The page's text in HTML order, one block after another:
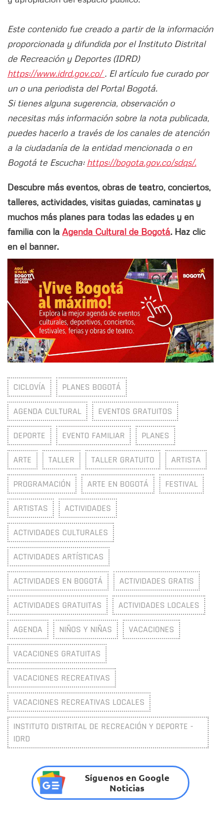
Este contenido fue creado a partir de la información
proporcionada y difundida por el Instituto Distrital
de Recreación y Deportes (IDRD)
https://www.idrd.gov.co/. El artículo fue curado por
un o una periodista del Portal Bogotá.
Si tienes alguna sugerencia, observación o
necesitas más información sobre la nota publicada,
puedes hacerlo a través de los canales de atención
a la ciudadanía de la entidad mencionada o en
Bogotá te Escucha: https://bogota.gov.co/sdqs/.
Descubre más eventos, obras de teatro, conciertos,
talleres, actividades, visitas guiadas, caminatas y
muchos más planes para todas las edades y en
familia con la Agenda Cultural de Bogotá. Haz clic
en el banner.
CICLOVÍA PLANES BOGOTÁ
AGENDA CULTURAL EVENTOS GRATUITOS
DEPORTE EVENTO FAMILIAR PLANES
ARTE TALLER TALLER GRATUITO ARTISTA
PROGRAMACIÓN ARTE EN BOGOTÁ FESTIVAL
ARTISTAS ACTIVIDADES
ACTIVIDADES CULTURALES
ACTIVIDADES ARTÍSTICAS
ACTIVIDADES EN BOGOTÁ ACTIVIDADES GRATIS
ACTIVIDADES GRATUITAS ACTIVIDADES LOCALES
AGENDA NIÑOS Y NIÑAS VACACIONES
VACACIONES GRATUITAS
VACACIONES RECREATIVAS
VACACIONES RECREATIVAS LOCALES
INSTITUTO DISTRITAL DE RECREACIÓN Y DEPORTE -
IDRD
Síguenos en Google
Noticias